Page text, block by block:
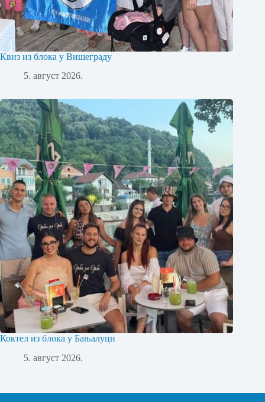
Квиз из блока у Вишеграду
5. август 2026.
Коктел из блока у Бањалуци
5. август 2026.